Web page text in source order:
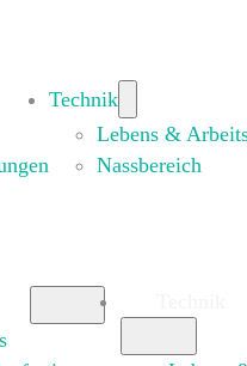
Technik
Lebens &
Nassbereich